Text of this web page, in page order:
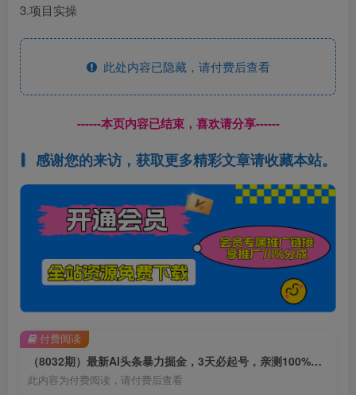
3.项目实操
此处内容已隐藏，请付费后查看
------本页内容已结束，喜欢请分享------
感谢您的来访，获取更多精彩文章请收藏本站。
（8032期）最新AI头条暴力掘金，3天必起号，亲测100%不违规，复制粘贴月入6000＋
此内容为付费阅读，请付费后查看
付费阅读